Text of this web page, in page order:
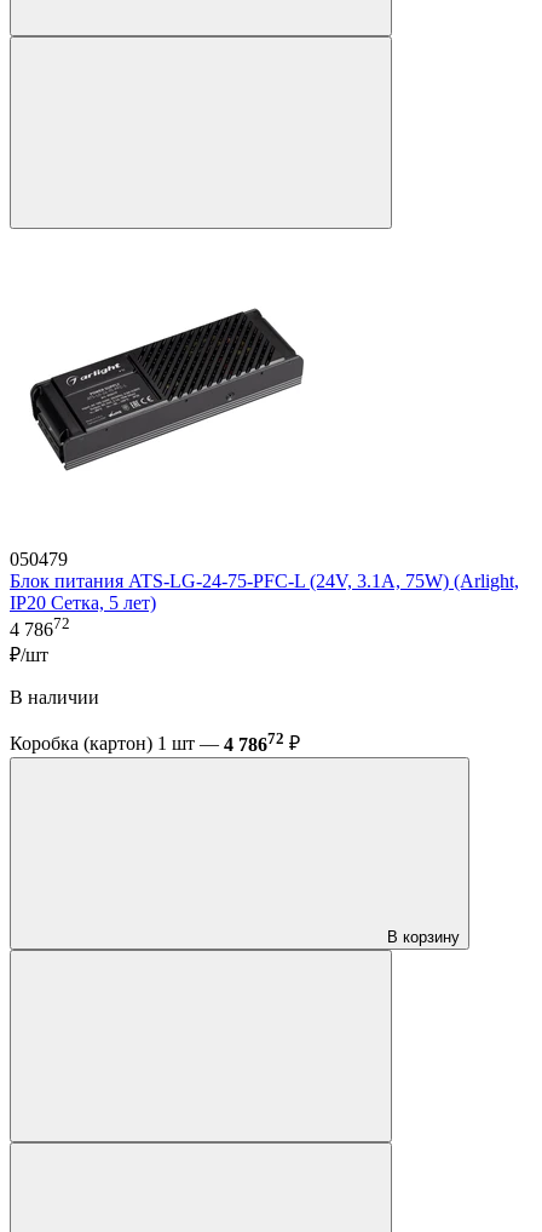
050479
Блок питания ATS-LG-24-75-PFC-L (24V, 3.1A, 75W) (Arlight,
IP20 Сетка, 5 лет)
4 78672
₽/шт
В наличии
Коробка (картон) 1 шт — 4 78672 ₽
В корзину